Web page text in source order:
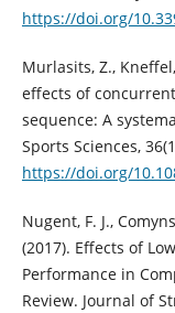
https://doi.org/
Murlasits, Z.,
effects of
sequence: A
Sports Sciences,
https://doi.org/
Nugent, F. J.,
(2017). Effects of
Performance in
Review. Journal of